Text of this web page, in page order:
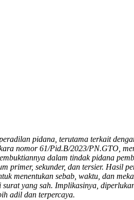
pidana, terutama terkait
nomor 61/Pid.B/2023/PN.GTO,
dalam tindak pidana
primer, sekunder, dan tersier. Hasil
menentukan sebab, waktu, dan
yang sah. Implikasinya,
adil dan terpercaya.